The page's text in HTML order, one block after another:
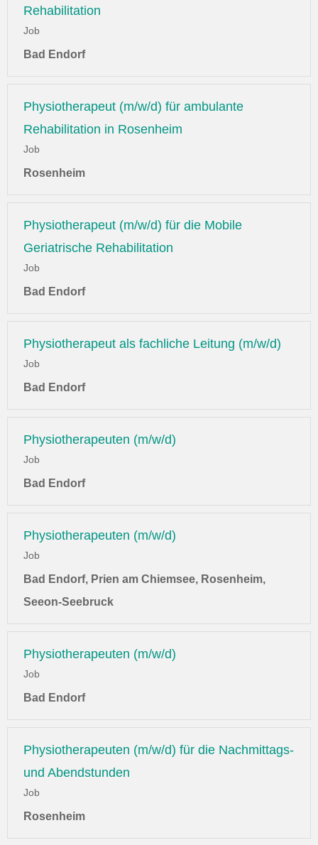
Rehabilitation
Job
Bad Endorf
Physiotherapeut (m/w/d) für ambulante
Rehabilitation in Rosenheim
Job
Rosenheim
Physiotherapeut (m/w/d) für die Mobile
Geriatrische Rehabilitation
Job
Bad Endorf
Physiotherapeut als fachliche Leitung (m/w/d)
Job
Bad Endorf
Physiotherapeuten (m/w/d)
Job
Bad Endorf
Physiotherapeuten (m/w/d)
Job
Bad Endorf, Prien am Chiemsee, Rosenheim,
Seeon-Seebruck
Physiotherapeuten (m/w/d)
Job
Bad Endorf
Physiotherapeuten (m/w/d) für die Nachmittags-
und Abendstunden
Job
Rosenheim